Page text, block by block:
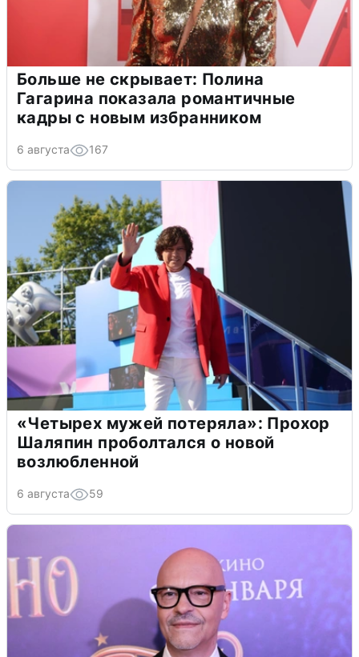
Больше не скрывает: Полина
Гагарина показала романтичные
кадры с новым избранником
6 августа 167
«Четырех мужей потеряла»: Прохор
Шаляпин проболтался о новой
возлюбленной
6 августа 59